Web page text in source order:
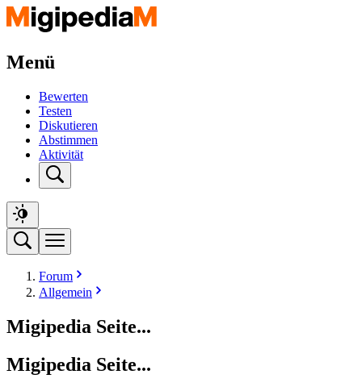
Menü
Bewerten
Testen
Diskutieren
Abstimmen
Aktivität
Forum
Allgemein
Migipedia Seite...
Migipedia Seite...